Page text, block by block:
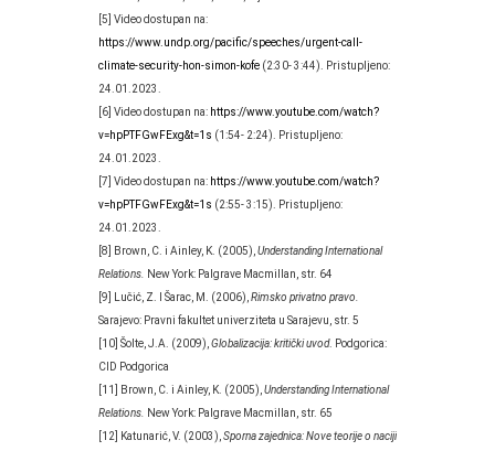
[5] Video dostupan na:
https://www.undp.org/pacific/speeches/urgent-call-
climate-security-hon-simon-kofe (2:30- 3:44). Pristupljeno:
24.01.2023.
[6] Video dostupan na: https://www.youtube.com/watch?
v=hpPTFGwFExg&t=1s (1:54- 2:24). Pristupljeno:
24.01.2023.
[7] Video dostupan na: https://www.youtube.com/watch?
v=hpPTFGwFExg&t=1s (2:55- 3:15). Pristupljeno:
24.01.2023.
[8] Brown, C. i Ainley, K. (2005), Understanding International
Relations.
New York: Palgrave Macmillan, str. 64
[9] Lučić, Z. I Šarac, M. (2006), Rimsko privatno pravo.
Sarajevo: Pravni fakultet univerziteta u Sarajevu, str. 5
[10] Šolte, J.A. (2009), Globalizacija: kritički uvod. Podgorica:
CID Podgorica
[11] Brown, C. i Ainley, K. (2005), Understanding International
Relations.
New York: Palgrave Macmillan, str. 65
[12] Katunarić, V. (2003), Sporna zajednica: Nove teorije o naciji